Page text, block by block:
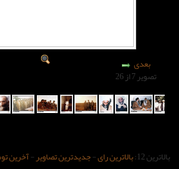
جدیدترین تصاویر-آخرین توضیحات-بیشترین بازدید